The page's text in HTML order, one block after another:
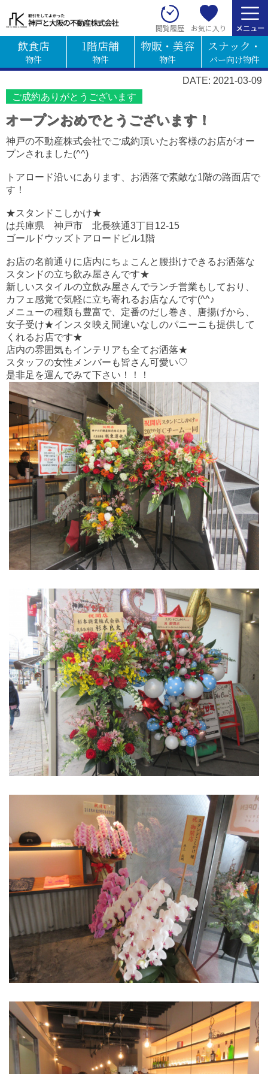
閲覧履歴 お気に入り
飲食店
物件
1階店舗
物件
物販・美容
物件
スナック・
バー向け物件
DATE: 2021-03-09
ご成約ありがとうございます
オープンおめでとうございます！
神戸の不動産株式会社でご成約頂いたお客様のお店がオー
プンされました(^^)
トアロード沿いにあります、お洒落で素敵な1階の路面店で
す！
★スタンドこしかけ★
は兵庫県 神戸市 北長狭通3丁目12-15
ゴールドウッズトアロードビル1階
お店の名前通りに店内にちょこんと腰掛けできるお洒落な
スタンドの立ち飲み屋さんです★
新しいスタイルの立飲み屋さんでランチ営業もしており、
カフェ感覚で気軽に立ち寄れるお店なんです(^^♪
メニューの種類も豊富で、定番のだし巻き、唐揚げから、
女子受け★インスタ映え間違いなしのパニーニも提供して
くれるお店です★
店内の雰囲気もインテリアも全てお洒落★
スタッフの女性メンバーも皆さん可愛い♡
是非足を運んでみて下さい！！！